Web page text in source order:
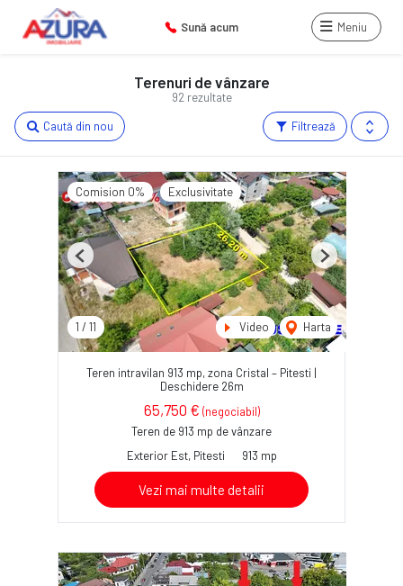
Sună acum Meniu
92 rezultate
Terenuri de vânzare
Filtrează
Caută din nou
Comision 0% Exclusivitate
1 / 11 Video Harta
Previous Next
Teren intravilan 913 mp, zona Cristal – Pitesti |
Deschidere 26m
65,750 € (negociabil)
Teren de 913 mp de vânzare
Exterior Est, Pitesti
913 mp
Vezi mai multe detalii